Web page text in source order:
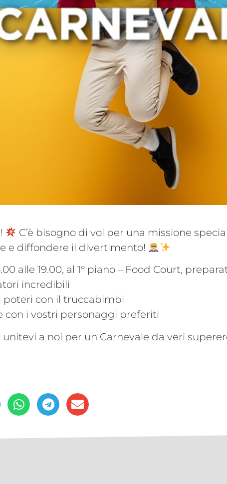
C’è bisogno di voi per una missione
e diffondere il divertimento!
alle 19.00, al 1° piano – Food Court,
incredibili
poteri con il truccabimbi
con i vostri personaggi preferiti
a noi per un Carnevale da veri